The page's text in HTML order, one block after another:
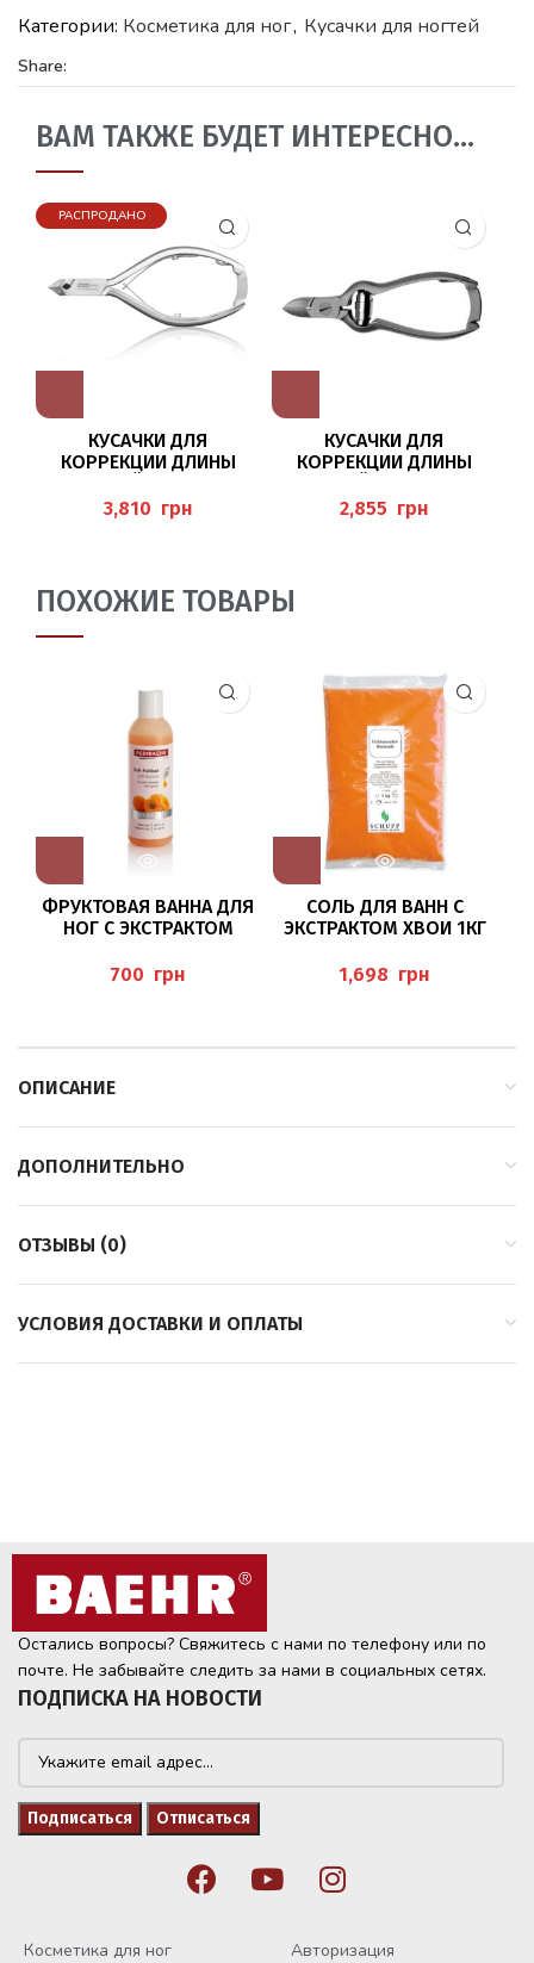
Категории: Косметика для ног, Кусачки для ногтей
Share:
ВАМ ТАКЖЕ БУДЕТ ИНТЕРЕСНО…
РАСПРОДАНО
КУСАЧКИ ДЛЯ
КОРРЕКЦИИ ДЛИНЫ
14 СМ, ЛЕЗВИЕ 20 ММ
(BAEHR)
грн
КУСАЧКИ ДЛЯ
КОРРЕКЦИИ ДЛИНЫ
СМ BAEHR
грн
ПОХОЖИЕ ТОВАРЫ
ФРУКТОВАЯ ВАННА ДЛЯ
НОГ С ЭКСТРАКТОМ
(WELLNESS FUSSBAD S
OFT APRICOT) P
грн
СОЛЬ ДЛЯ ВАНН С
ЭКСТРАКТОМ ХВОИ 1КГ
FICHTENNADEL) SCHUPP
грн
ОПИСАНИЕ
ДОПОЛНИТЕЛЬНО
ОТЗЫВЫ (0)
УСЛОВИЯ ДОСТАВКИ И ОПЛАТЫ
Остались вопросы? Свяжитесь с нами по телефону или по
почте. Не забывайте следить за нами в социальных сетях.
ПОДПИСКА НА НОВОСТИ
Косметика для ног Авторизация